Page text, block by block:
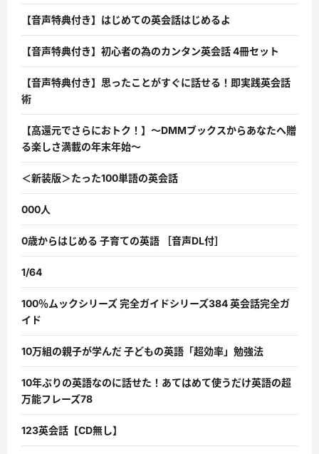
【音声特典付き】はじめての英会話はじめるよ
【音声特典付き】初心者の為のカンタン英会話 4冊セット
【音声特典付き】思ったことがすぐに話せる！即実践英会話
術
【高還元でさらにおトク！】〜DMMブックスからあなたへ贈
る楽しさ満載の年末年始〜
＜新装版＞たった100単語の英会話
000人
0歳からはじめる 子育ての英語 ［音声DL付］
1/64
100％ムックシリーズ 完全ガイドシリーズ384 英会話完全ガ
イド
10万組の親子が学んだ 子どもの英語「超効率」勉強法
10年ぶりの英語なのに話せた！あてはめて使うだけ英語の超
万能フレーズ78
123英会話【CD無し】